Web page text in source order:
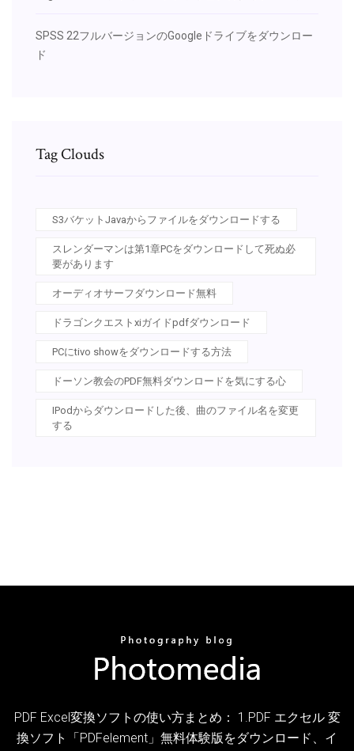
SPSS 22フルバージョンのGoogleドライブをダウンロー
ド
Tag Clouds
S3バケットJavaからファイルをダウンロードする
スレンダーマンは第1章PCをダウンロードして死ぬ必
要があります
オーディオサーフダウンロード無料
ドラゴンクエストxiガイドpdfダウンロード
PCにtivo showをダウンロードする方法
ドーソン教会のPDF無料ダウンロードを気にする心
IPodからダウンロードした後、曲のファイル名を変更
する
PDF Excel変換ソフトの使い方まとめ： 1.PDF エクセル 変
換ソフト「PDFelement」無料体験版をダウンロード、イ